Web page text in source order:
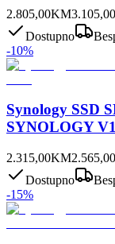
2.805,00KM3.105,00
Dostupno
-10%
Synology SSD
SYNOLOGY
2.315,00KM2.565,00
Dostupno
-15%